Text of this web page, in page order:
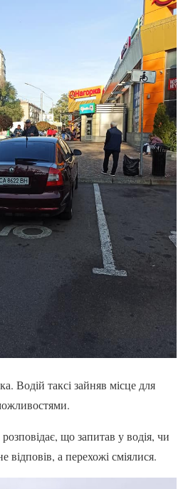
Водій таксі зайняв місце для
що запитав у водія, чи
відповів, а перехожі сміялися.